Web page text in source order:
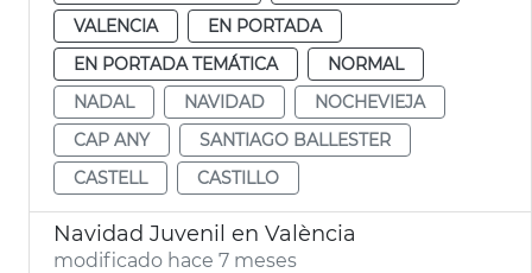
VALENCIA
EN PORTADA
EN PORTADA TEMÁTICA
NORMAL
NADAL
NAVIDAD
NOCHEVIEJA
CAP ANY
SANTIAGO BALLESTER
CASTELL
CASTILLO
Navidad Juvenil en València
modificado hace 7 meses